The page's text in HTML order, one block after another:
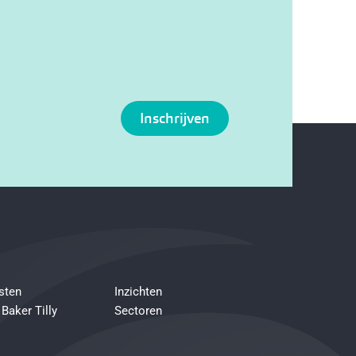
Inschrijven
Baker Tilly
Inzichten
Sectoren